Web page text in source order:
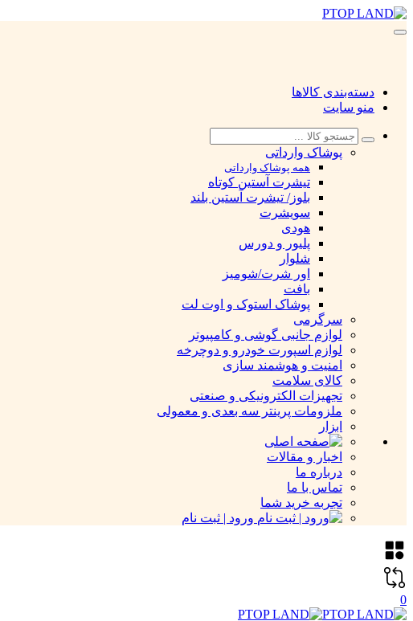
دسته‌بندی کالاها
منو سایت
پوشاک وارداتی
همه پوشاک وارداتی
تیشرت آستین کوتاه
بلوز/ تیشرت آستین بلند
سویشرت
هودی
پلیور و دورس
شلوار
اور شرت/شومیز
بافت
پوشاک استوک و اوت لت
سرگرمی
لوازم جانبی گوشی و کامپیوتر
لوازم اسپورت خودرو و دوچرخه
امنیت و هوشمند سازی
کالای سلامت
تجهیزات الکترونیکی و صنعتی
ملزومات پرینتر سه بعدی و معمولی
ابزار
اخبار و مقالات
درباره ما
تماس با ما
تجربه خرید شما
ورود | ثبت نام
0